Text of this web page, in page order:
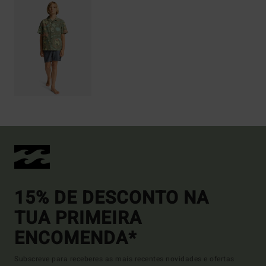
15% DE DESCONTO NA
TUA PRIMEIRA
ENCOMENDA*
Subscreve para receberes as mais recentes novidades e ofertas